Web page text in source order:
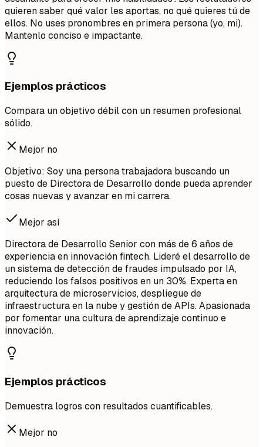
quieren saber qué valor les aportas, no qué quieres tú de
ellos. No uses pronombres en primera persona (yo, mi).
Mantenlo conciso e impactante.
Ejemplos prácticos
Compara un objetivo débil con un resumen profesional
sólido.
Mejor no
Objetivo: Soy una persona trabajadora buscando un
puesto de Directora de Desarrollo donde pueda aprender
cosas nuevas y avanzar en mi carrera.
Mejor así
Directora de Desarrollo Senior con más de 6 años de
experiencia en innovación fintech. Lideré el desarrollo de
un sistema de detección de fraudes impulsado por IA,
reduciendo los falsos positivos en un 30%. Experta en
arquitectura de microservicios, despliegue de
infraestructura en la nube y gestión de APIs. Apasionada
por fomentar una cultura de aprendizaje continuo e
innovación.
Ejemplos prácticos
Demuestra logros con resultados cuantificables.
Mejor no